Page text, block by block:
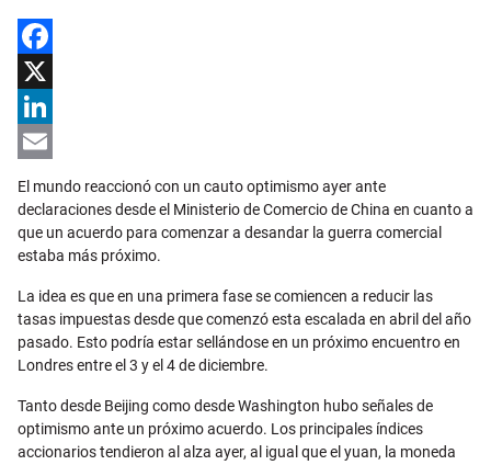
Facebook
X
LinkedIn
Email
El mundo reaccionó con un cauto optimismo ayer ante
declaraciones desde el Ministerio de Comercio de China en cuanto a
que un acuerdo para comenzar a desandar la guerra comercial
estaba más próximo.
La idea es que en una primera fase se comiencen a reducir las
tasas impuestas desde que comenzó esta escalada en abril del año
pasado. Esto podría estar sellándose en un próximo encuentro en
Londres entre el 3 y el 4 de diciembre.
Tanto desde Beijing como desde Washington hubo señales de
optimismo ante un próximo acuerdo. Los principales índices
accionarios tendieron al alza ayer, al igual que el yuan, la moneda